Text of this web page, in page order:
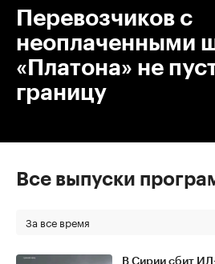
Перевозчиков с
неоплаченными
«Платона» не
границу
Все выпуски
За все время
В Сирии сбит